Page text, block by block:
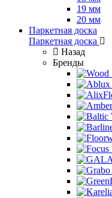
19 мм
20 мм
Паркетная доска
Паркетная доска
Назад
Бренды